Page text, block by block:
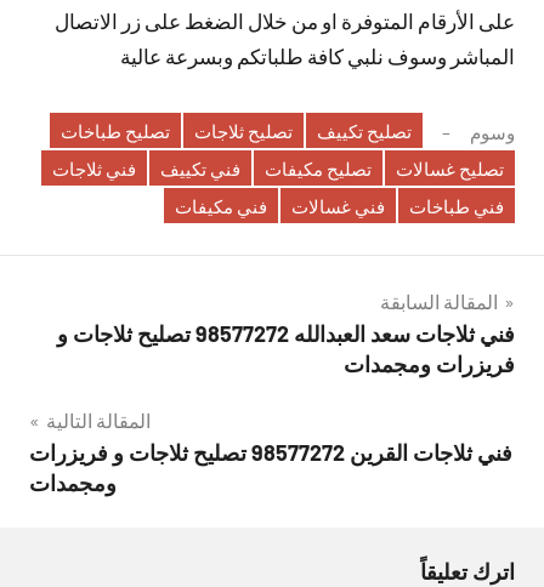
على الأرقام المتوفرة او من خلال الضغط على زر الاتصال
المباشر وسوف نلبي كافة طلباتكم وبسرعة عالية
وسوم تصليح تكييف تصليح ثلاجات
تصليح طباخات
تصليح غسالات
تصليح مكيفات فني تكييف
فني ثلاجات
فني طباخات
فني غسالات فني مكيفات
تصفّح
المقالات
المقالة السابقة
فني ثلاجات سعد العبدالله 98577272 تصليح ثلاجات و
فريزرات ومجمدات
المقالة التالية
فني ثلاجات القرين 98577272 تصليح ثلاجات و فريزرات
ومجمدات
اترك تعليقاً